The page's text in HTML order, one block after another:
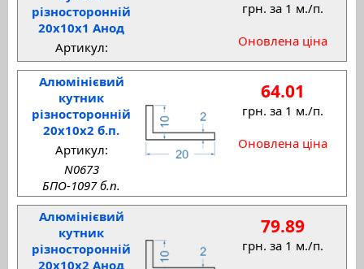
різносторонній
20x10x1 Анод
грн. за 1 м./п.
Оновлена ціна
Артикул:
Алюмінієвий
кутник
різносторонній
20x10x2 б.п.
64.01
грн. за 1 м./п.
Оновлена ціна
Артикул:
N0673
БПО-1097 б.п.
Алюмінієвий
кутник
різносторонній
20x10x2 Анод
79.89
грн. за 1 м./п.